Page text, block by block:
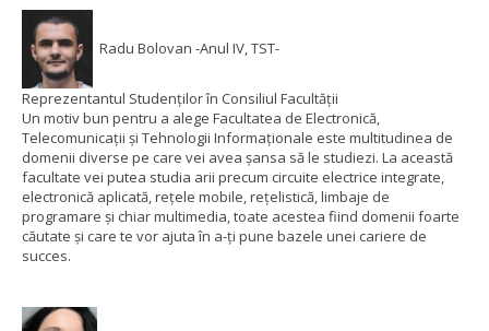
Radu Bolovan -Anul IV, TST-
Reprezentantul Studenților în Consiliul Facultății
Un motiv bun pentru a alege Facultatea de Electronică,
Telecomunicații și Tehnologii Informaționale este multitudinea de
domenii diverse pe care vei avea șansa să le studiezi. La această
facultate vei putea studia arii precum circuite electrice integrate,
electronică aplicată, rețele mobile, rețelistică, limbaje de
programare și chiar multimedia, toate acestea fiind domenii foarte
căutate și care te vor ajuta în a-ți pune bazele unei cariere de
succes.